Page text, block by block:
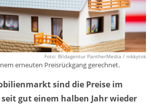
Foto: Bildagentur PantherMedia / nikkytok
erneuten Preisrückgang gerechnet.
sind die Preise im
gut einem halben Jahr wieder